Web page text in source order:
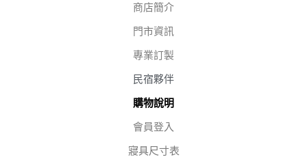
商店簡介
門市資訊
專業訂製
民宿夥伴
購物說明
會員登入
寢具尺寸表